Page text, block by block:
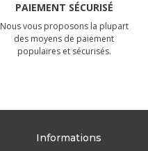
PAIEMENT SÉCURISÉ
Nous vous proposons la plupart
des moyens de paiement
populaires et sécurisés.
Informations